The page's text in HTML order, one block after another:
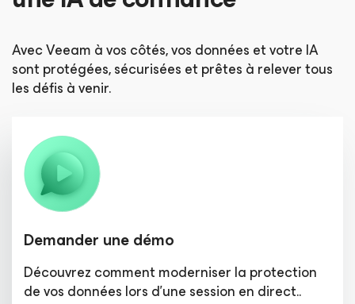
Avec Veeam à vos côtés, vos données et votre IA
sont protégées, sécurisées et prêtes à relever tous
les défis à venir.
Demander une démo
Découvrez comment moderniser la protection
de vos données lors d'une session en direct..